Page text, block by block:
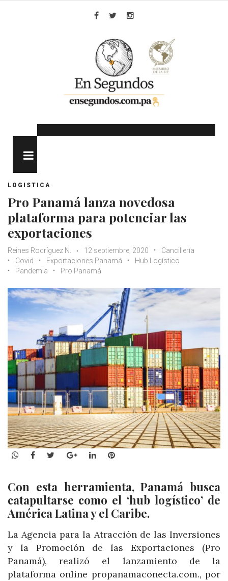
LOGISTICA
Pro Panamá lanza novedosa
plataforma para potenciar las
exportaciones
Reines Rodríguez N. 12 septiembre, 2020
Cancillería
Covid
Exportaciones Panamá
Hub Logístico
Pandemia
Pro Panamá
WhatsApp
Facebook
TwitterGoogle+LinkedInPinterest
Con esta herramienta, Panamá busca
catapultarse como el ‘hub logístico’ de
América Latina y el Caribe.
La Agencia para la Atracción de las Inversiones
y la Promoción de las Exportaciones (Pro
Panamá), realizó el lanzamiento de la
plataforma online propanamaconecta.com., por